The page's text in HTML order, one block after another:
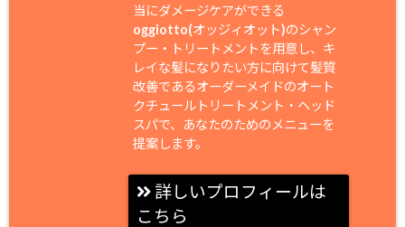
当にダメージケアができる
oggiotto(オッジィオット)のシャン
プー・トリートメントを用意し、キ
レイな髪になりたい方に向けて髪質
改善であるオーダーメイドのオート
クチュールトリートメント・ヘッド
スパで、あなたのためのメニューを
提案します。
詳しいプロフィールは
こちら